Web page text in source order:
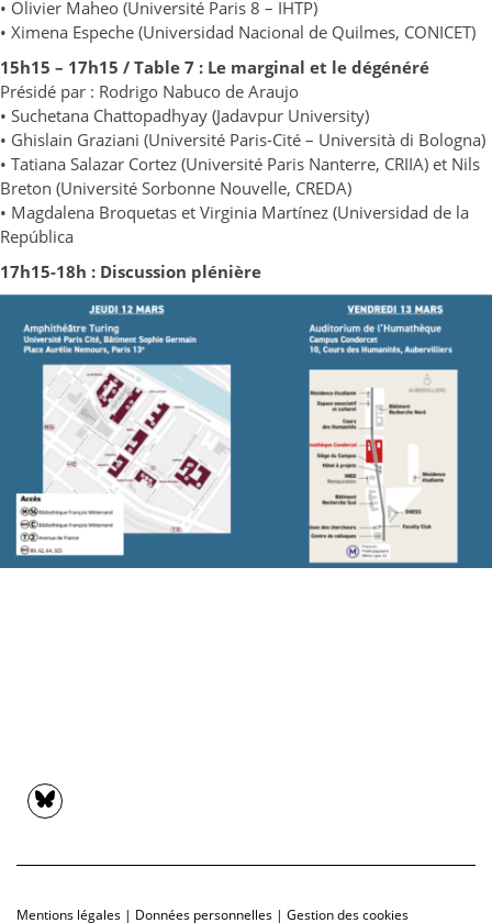
• Olivier Maheo (Université Paris 8 – IHTP)
• Ximena Espeche (Universidad Nacional de Quilmes, CONICET)
15h15 – 17h15 / Table 7 : Le marginal et le dégénéré
Présidé par : Rodrigo Nabuco de Araujo
• Suchetana Chattopadhyay (Jadavpur University)
• Ghislain Graziani (Université Paris-Cité – Università di Bologna)
• Tatiana Salazar Cortez (Université Paris Nanterre, CRIIA) et Nils
Breton (Université Sorbonne Nouvelle, CREDA)
• Magdalena Broquetas et Virginia Martínez (Universidad de la
República
17h15-18h : Discussion plénière
Mentions légales | Données personnelles | Gestion des cookies